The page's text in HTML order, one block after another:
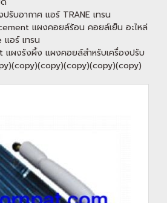
รับอากาศ แอร์ TRANE เทรน
แผงคอยล์ร้อน คอยล์เย็น อะไหล่
แอร์ เทรน
แผงรังผึ้ง แผงคอยล์สำหรับเครื่องปรับ